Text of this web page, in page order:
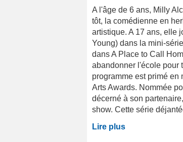
A l'âge de 6 ans, Milly
tôt, la comédienne en
artistique. A 17 ans, elle
Young) dans la mini-
dans A Place to Call
abandonner l'école pour
programme est primé en
Arts Awards. Nommée
décerné à son
show. Cette série
Lire plus